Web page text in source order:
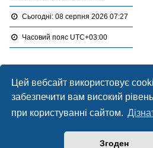
Цей вебсайт використовує
забезпечити вам високий
при користуванні сайтом.
Згоден
Сьогодні: 08 серпня 2026 07:27
Часовий пояс UTC+03:00
Відведення земельних ділянок
Працює наphpBB® Forum Software ©
LONER